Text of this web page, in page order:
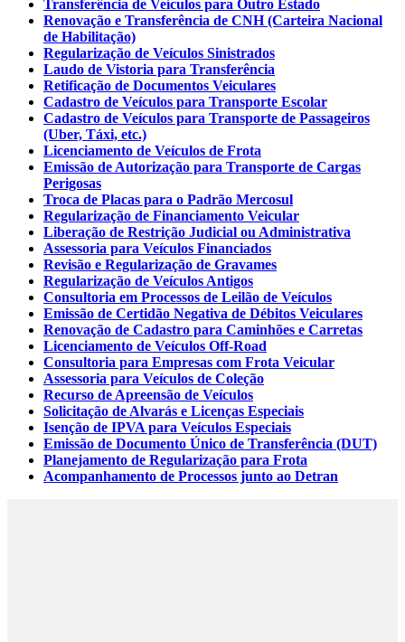
Transferência de Veículos para Outro Estado
Renovação e Transferência de CNH (Carteira Nacional
de Habilitação)
Regularização de Veículos Sinistrados
Laudo de Vistoria para Transferência
Retificação de Documentos Veiculares
Cadastro de Veículos para Transporte Escolar
Cadastro de Veículos para Transporte de Passageiros
(Uber, Táxi, etc.)
Licenciamento de Veículos de Frota
Emissão de Autorização para Transporte de Cargas
Perigosas
Troca de Placas para o Padrão Mercosul
Regularização de Financiamento Veicular
Liberação de Restrição Judicial ou Administrativa
Assessoria para Veículos Financiados
Revisão e Regularização de Gravames
Regularização de Veículos Antigos
Consultoria em Processos de Leilão de Veículos
Emissão de Certidão Negativa de Débitos Veiculares
Renovação de Cadastro para Caminhões e Carretas
Licenciamento de Veículos Off-Road
Consultoria para Empresas com Frota Veicular
Assessoria para Veículos de Coleção
Recurso de Apreensão de Veículos
Solicitação de Alvarás e Licenças Especiais
Isenção de IPVA para Veículos Especiais
Emissão de Documento Único de Transferência (DUT)
Planejamento de Regularização para Frota
Acompanhamento de Processos junto ao Detran